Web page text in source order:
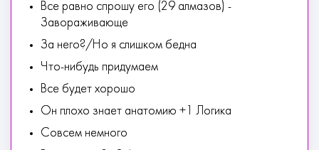
Все равно спрошу его (29 алмазов) -
Завораживающе
За него?/Но я слишком бедна
Что-нибудь придумаем
Все будет хорошо
Он плохо знает анатомию +1 Логика
Совсем немного